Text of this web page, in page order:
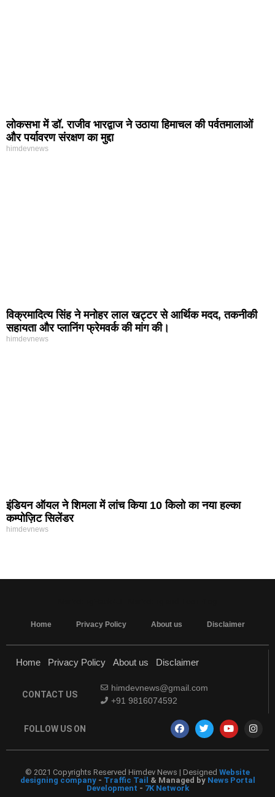
लोकसभा में डॉ. राजीव भारद्वाज ने उठाया हिमाचल की पर्वतमालाओं
और पर्यावरण संरक्षण का मुद्दा
himdevnews
विक्रमादित्य सिंह ने मनोहर लाल खट्टर से आर्थिक मदद, तकनीकी
सहायता और प्लानिंग फ्रेमवर्क की मांग की।
himdevnews
इंडियन ऑयल ने शिमला में लांच किया 10 किलो का नया हल्का
कम्पोज़िट सिलेंडर
himdevnews
Home Privacy Policy About us Disclaimer
Home Privacy Policy About us Disclaimer
CONTACT US
himdevnews@gmail.com
+91 9816074592
FOLLOW US ON
© 2021 Copyrights Reserved Himdev News | Designed Website
designing company- Traffic Tail & Managed by News Portal
Development - 7K Network